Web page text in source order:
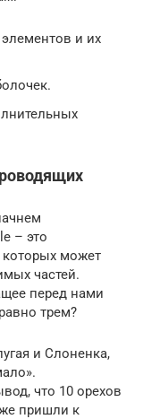
и их
– это
может
частей.
перед нами
трем?
и Слоненка,
что 10 орехов
пришли к